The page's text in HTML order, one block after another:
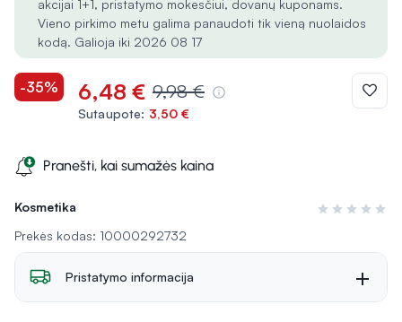
Kosmetika
Įvertinimas 0
Prekės kodas: 10000292732
akcijai 1+1, pristatymo mokesčiui, dovanų kuponams.
Vieno pirkimo metu galima panaudoti tik vieną nuolaidos
kodą. Galioja iki 2026 08 17
-35% 6,48 € 9,98 €
Sutaupote: 3,50 €
Pranešti, kai sumažės kaina
Pristatymo informacija